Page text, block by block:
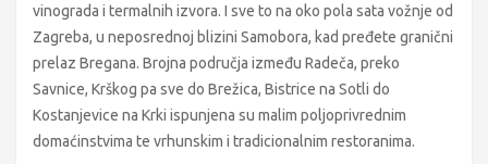
vinograda i termalnih izvora. I sve to na oko pola sata vožnje od
Zagreba, u neposrednoj blizini Samobora, kad pređete granični
prelaz Bregana. Brojna područja između Radeča, preko
Savnice, Krškog pa sve do Brežica, Bistrice na Sotli do
Kostanjevice na Krki ispunjena su malim poljoprivrednim
domaćinstvima te vrhunskim i tradicionalnim restoranima.